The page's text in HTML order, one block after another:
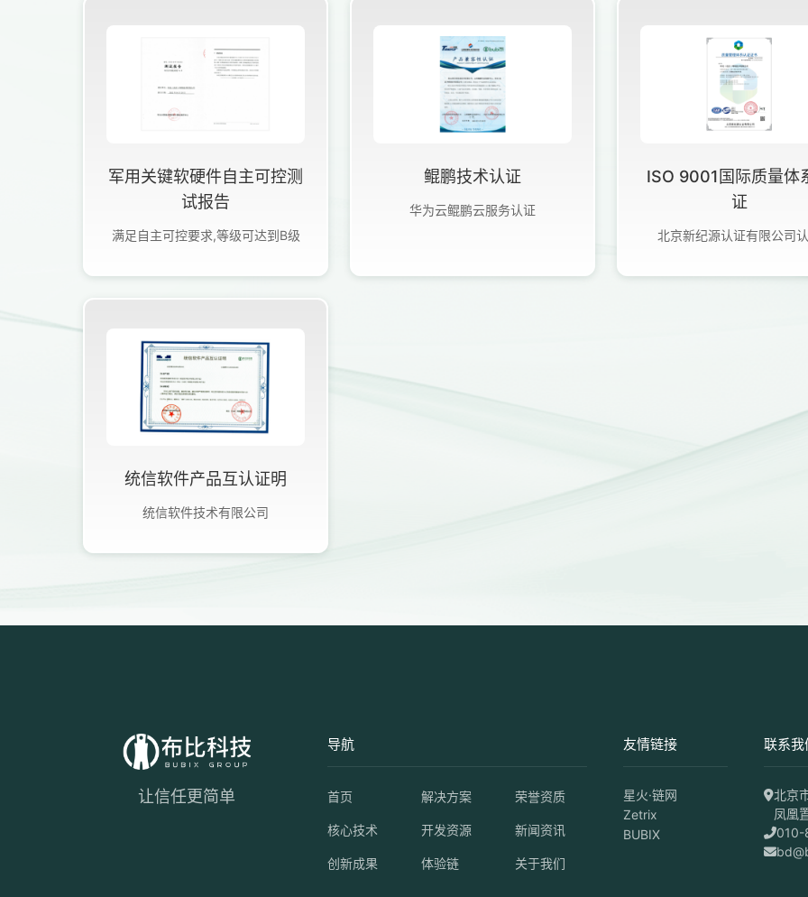
军用关键软硬件自主可控测
试报告
满足自主可控要求,等级可达到B级
鲲鹏技术认证
华为云鲲鹏云服务认证
ISO 9001国际质量体
证
北京新纪源认证有限公司
统信软件产品互认证明
统信软件技术有限公司
让信任更简单
导航
首页
核心技术
创新成果
解决方案
开发资源
体验链
荣誉资质
新闻资讯
关于我们
友情链接
星火·链网
Zetrix
BUBIX
联系我
北京
凤凰
010-